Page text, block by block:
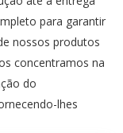
para garantir
nossos produtos
concentramos na
do
lhes